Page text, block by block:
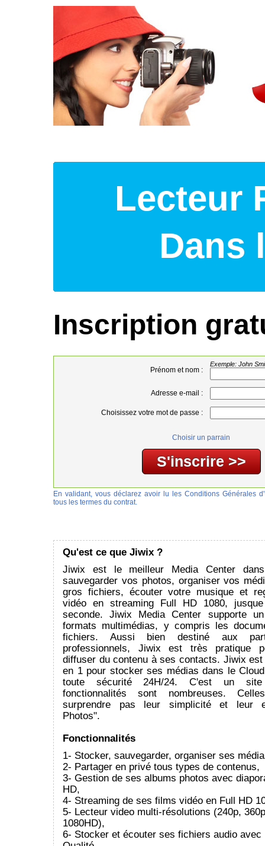
Lecteur
Dans
Inscription
Prénom et nom :
Exemple: John
Adresse e-mail :
Choisissez votre mot de passe :
Choisir un parrain
En validant, vous déclarez avoir lu les Conditions Générales
tous les termes du contrat.
Qu'est ce que Jiwix ?
Jiwix est le meilleur Media Center
sauvegarder vos photos, organiser vos
gros fichiers, écouter votre musique et
vidéo en streaming Full HD 1080,
seconde. Jiwix Media Center supporte
formats multimédias, y compris les
fichiers. Aussi bien destiné aux
professionnels, Jiwix est très pratique
diffuser du contenu à ses contacts. Jiwix
en 1 pour stocker ses médias dans le
toute sécurité 24H/24. C'est un
fonctionnalités sont nombreuses.
surprendre pas leur simplicité et leur
Photos".
Fonctionnalités
1- Stocker, sauvegarder, organiser ses
2- Partager en privé tous types de contenus,
3- Gestion de ses albums photos avec
HD,
4- Streaming de ses films vidéo en Full HD
5- Lecteur video multi-résolutions (240p,
1080HD),
6- Stocker et écouter ses fichiers audio avec